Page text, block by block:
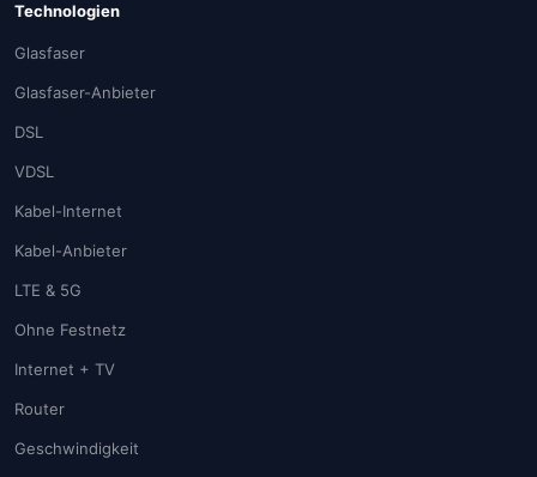
Technologien
Glasfaser
Glasfaser-Anbieter
DSL
VDSL
Kabel-Internet
Kabel-Anbieter
LTE & 5G
Ohne Festnetz
Internet + TV
Router
Geschwindigkeit